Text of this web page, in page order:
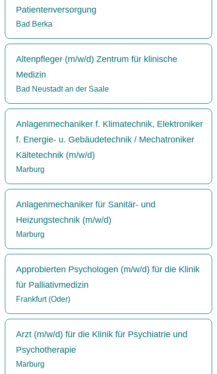
Patientenversorgung
Bad Berka
Altenpfleger (m/w/d) Zentrum für klinische
Medizin
Bad Neustadt an der Saale
Anlagenmechaniker f. Klimatechnik, Elektroniker
f. Energie- u. Gebäudetechnik / Mechatroniker
Kältetechnik (m/w/d)
Marburg
Anlagenmechaniker für Sanitär- und
Heizungstechnik (m/w/d)
Marburg
Approbierten Psychologen (m/w/d) für die Klinik
für Palliativmedizin
Frankfurt (Oder)
Arzt (m/w/d) für die Klinik für Psychiatrie und
Psychotherapie
Marburg